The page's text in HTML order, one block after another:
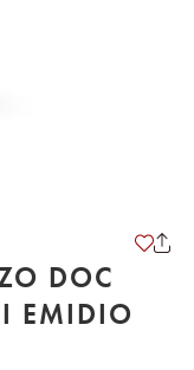
DOC
EMIDIO